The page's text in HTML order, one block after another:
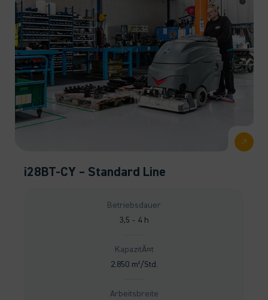
i28BT-CY – Standard Line
Betriebsdauer
3,5 - 4 h
KapazitÃ¤t
2.850 m²/Std.
Arbeitsbreite